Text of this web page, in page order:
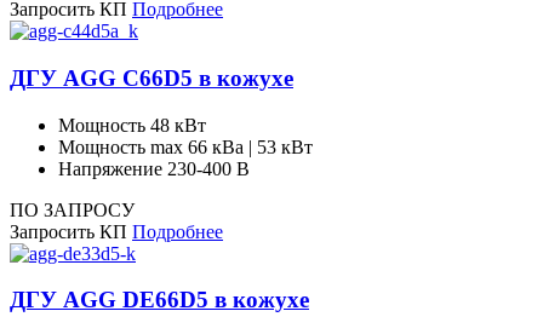
Запросить КП Подробнее
ДГУ AGG C66D5 в кожухе
Мощность 48 кВт
Мощность max 66 кВа | 53 кВт
Напряжение 230-400 В
ПО ЗАПРОСУ
Запросить КП Подробнее
ДГУ AGG DE66D5 в кожухе